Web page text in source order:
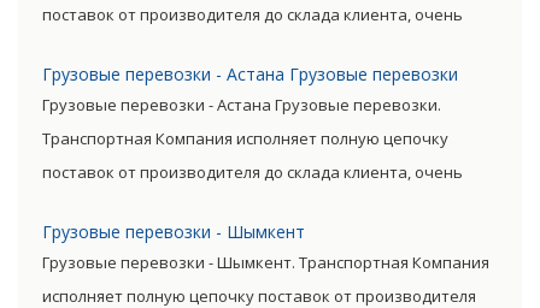
поставок от производителя до склада клиента, очень
позволяют уменьшить транспортные затраты,
существенно снизив уровень итоговой цены товара.
Грузовые перевозки - Астана Грузовые перевозки
Грузовые перевозки - Астана Грузовые перевозки.
Транспортная Компания исполняет полную цепочку
поставок от производителя до склада клиента, очень
позволяют уменьшить транспортные затраты,
существенно снизив уровень итоговой цены товара.
Грузовые перевозки - Шымкент
Грузовые перевозки - Шымкент. Транспортная Компания
исполняет полную цепочку поставок от производителя